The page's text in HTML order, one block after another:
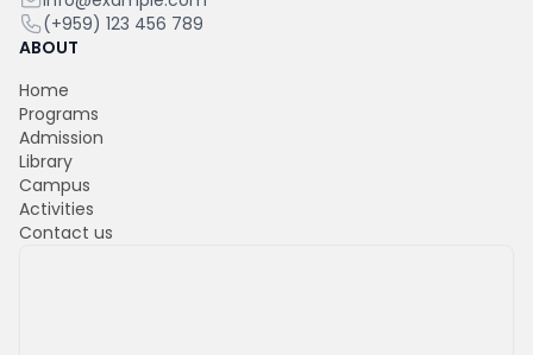
(+959) 123 456 789
ABOUT
Home
Programs
Admission
Library
Campus
Activities
Contact us